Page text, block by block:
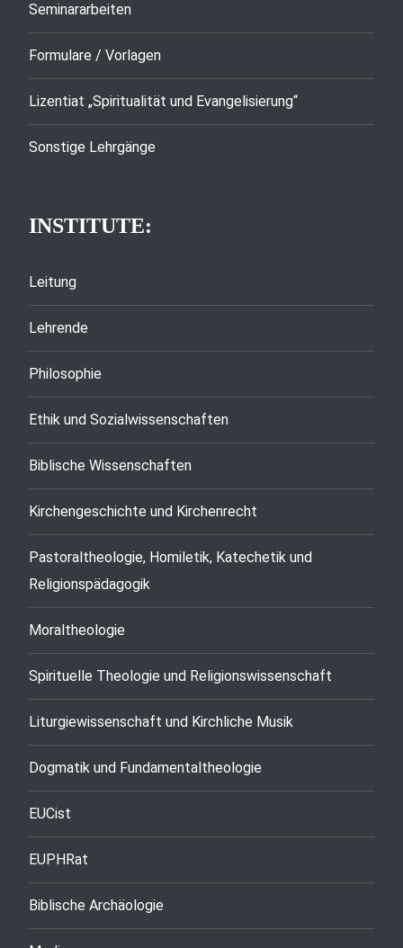
Seminararbeiten
Formulare / Vorlagen
Lizentiat „Spiritualität und Evangelisierung“
Sonstige Lehrgänge
INSTITUTE:
Leitung
Lehrende
Philosophie
Ethik und Sozialwissenschaften
Biblische Wissenschaften
Kirchengeschichte und Kirchenrecht
Pastoraltheologie, Homiletik, Katechetik und
Religionspädagogik
Moraltheologie
Spirituelle Theologie und Religionswissenschaft
Liturgiewissenschaft und Kirchliche Musik
Dogmatik und Fundamentaltheologie
EUCist
EUPHRat
Biblische Archäologie